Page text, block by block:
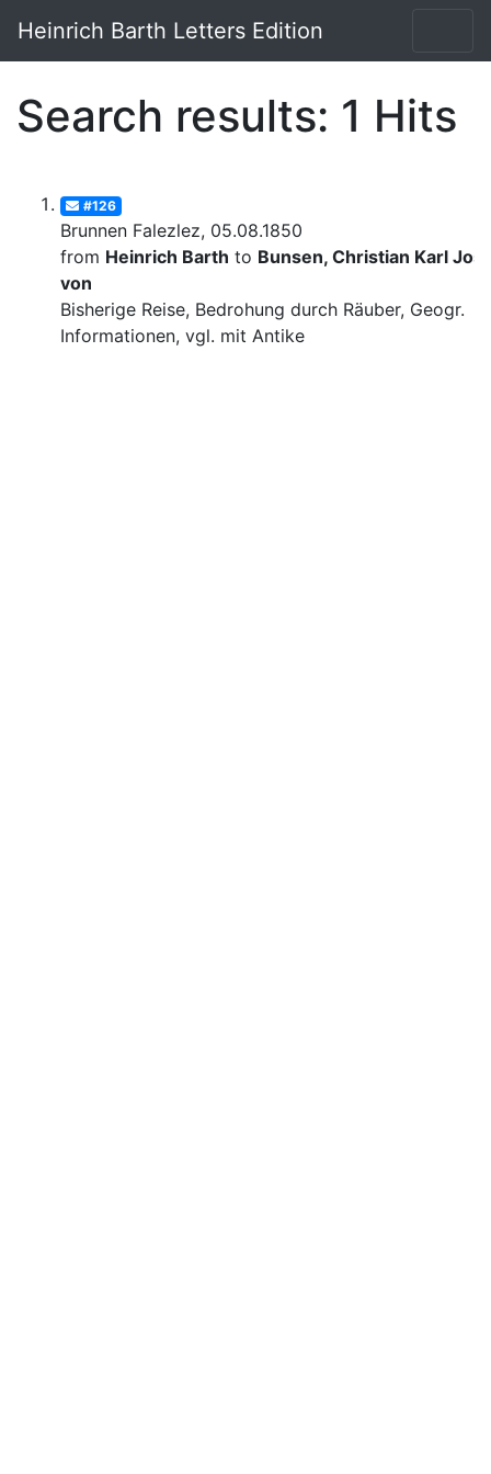
Heinrich Barth Letters Edition
Search results: 1 Hits
#126
Brunnen Falezlez, 05.08.1850
from Heinrich Barth to Bunsen, Christian Karl
von
Bisherige Reise, Bedrohung durch Räuber, Geogr.
Informationen, vgl. mit Antike